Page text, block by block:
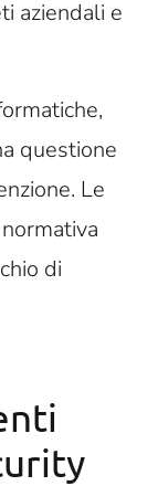
aziendali e
questione
Le
di